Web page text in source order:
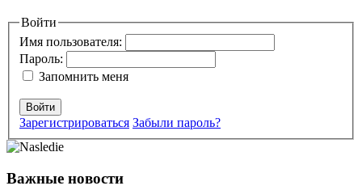
Ваш адрес email не будет опубликован. Обязательные поля
помечены*
Комментарий*
Войти
Имя пользователя:
Пароль:
Запомнить меня
Войти
Зарегистрироваться Забыли пароль?
Важные новости